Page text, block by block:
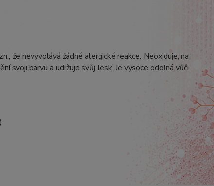
že nevyvolává žádné alergické reakce. Neoxiduje, na
svoji barvu a udržuje svůj lesk. Je vysoce odolná vůči